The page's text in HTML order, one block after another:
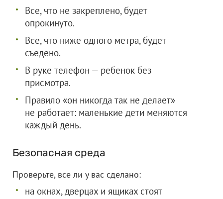
Все, что не закреплено, будет
опрокинуто.
Все, что ниже одного метра, будет
съедено.
В руке телефон — ребенок без
присмотра.
Правило «он никогда так не делает»
не работает: маленькие дети меняются
каждый день.
Безопасная среда
Проверьте, все ли у вас сделано:
на окнах, дверцах и ящиках стоят